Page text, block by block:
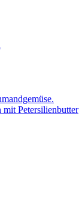
Petersilienbutter